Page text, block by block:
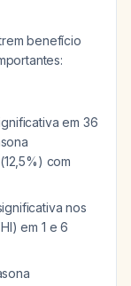
benefício
em 36
com
nos
em 1 e 6